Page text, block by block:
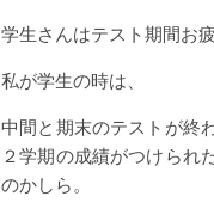
学生さんはテスト期間お
私が学生の時は、
中間と期末のテストが終
２学期の成績がつけられ
のかしら。